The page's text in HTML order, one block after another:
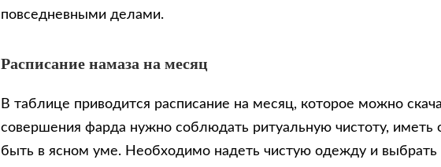
повседневными делами.
Расписание намаза на месяц
В таблице приводится расписание на месяц, которое можно
совершения фарда нужно соблюдать ритуальную чистоту, иметь
быть в ясном уме. Необходимо надеть чистую одежду и выбрать